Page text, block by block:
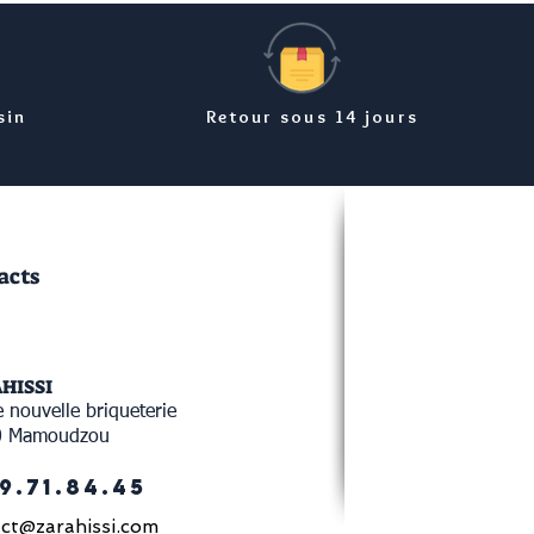
Retour sous 14 jours
nouvelle briqueterie
Mamoudzou